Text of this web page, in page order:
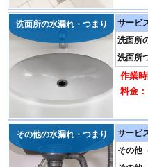
洗面所の水漏れ・つまり サービ
洗面所
洗面所
作業
料金
その他の水漏れ・つまり サービ
その他